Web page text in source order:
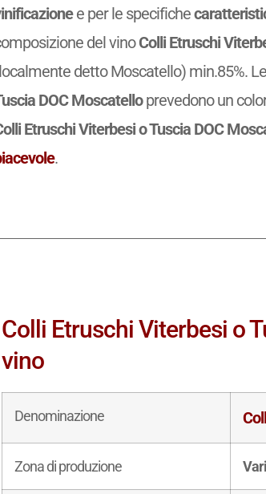
e per le specifiche
del vinoColli Etruschi
detto Moscatello) min.85%.
DOC Moscatelloprevedono un
Etruschi Viterbesi o Tuscia DOC
.
Colli Etruschi Viterbesi o
vino
Denominazione
Zona di produzione